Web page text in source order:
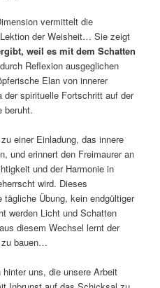
vermittelt die
der Weisheit… Sie zeigt
weil es mit dem Schatten
Reflexion ausgeglichen
Elan von innerer
spirituelle Fortschritt auf der
beruht.
einer Einladung, das innere
und erinnert den Freimaurer an
und der Harmonie in
wird. Dieses
Übung, kein endgültiger
werden Licht und Schatten
diesem Wechsel lernt der
zu bauen…
uns, die unsere Arbeit